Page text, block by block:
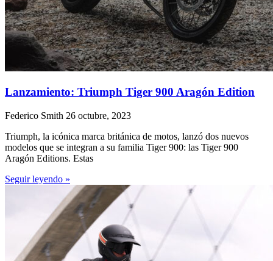
Lanzamiento: Triumph Tiger 900 Aragón Edition
Federico Smith 26 octubre, 2023
Triumph, la icónica marca británica de motos, lanzó dos nuevos
modelos que se integran a su familia Tiger 900: las Tiger 900
Aragón Editions. Estas
Seguir leyendo »